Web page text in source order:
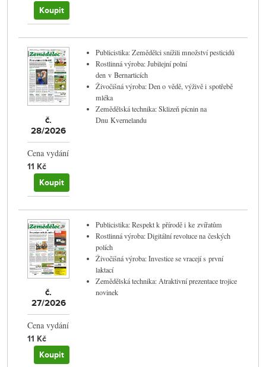
Koupit
č.
28/2026
Cena vydání
11 Kč
Koupit
Publicistika: Zemědělci snížili množství pesticidů
Rostlinná výroba: Jubilejní polní
den v Bernarticích
Živočišná výroba: Den o vědě, výživě i spotřebě
mléka
Zemědělská technika: Sklizeň pícnin na
Dnu Kvernelandu
č.
27/2026
Cena vydání
11 Kč
Koupit
Publicistika: Respekt k přírodě i ke zvířatům
Rostlinná výroba: Digitální revoluce na českých
polích
Živočišná výroba: Investice se vracejí s první
laktací
Zemědělská technika: Atraktivní prezentace trojice
novinek